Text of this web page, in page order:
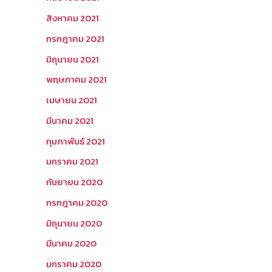
สิงหาคม 2021
กรกฎาคม 2021
มิถุนายน 2021
พฤษภาคม 2021
เมษายน 2021
มีนาคม 2021
กุมภาพันธ์ 2021
มกราคม 2021
กันยายน 2020
กรกฎาคม 2020
มิถุนายน 2020
มีนาคม 2020
มกราคม 2020